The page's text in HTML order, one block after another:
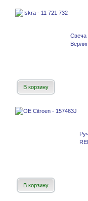
В корзину
В корзину